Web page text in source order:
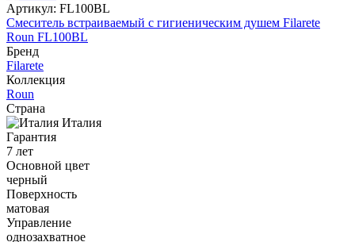
Артикул: FL100BL
Смеситель встраиваемый с гигиеническим душем Filarete
Roun FL100BL
Бренд
Filarete
Коллекция
Roun
Страна
Италия
Гарантия
7 лет
Основной цвет
черный
Поверхность
матовая
Управление
однозахватное